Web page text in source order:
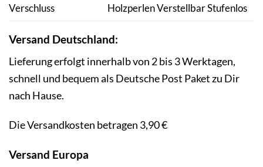
Verschluss Holzperlen Verstellbar Stufenlos
Versand Deutschland:
Lieferung erfolgt innerhalb von 2 bis 3 Werktagen,
schnell und bequem als Deutsche Post Paket zu Dir
nach Hause.
Die Versandkosten betragen 3,90 €
Versand Europa